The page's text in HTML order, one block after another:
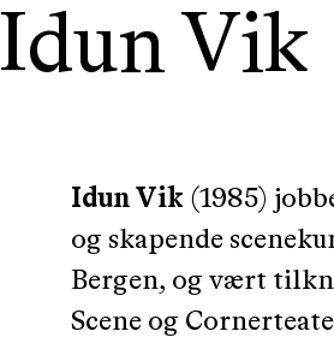
Idun Vik
Idun Vik (1985)
og skapende
Bergen, og vært
Scene og